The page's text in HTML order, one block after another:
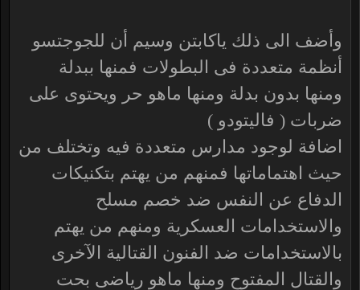
وأضف الى ذلك ياكابتن وسيم أن للجوجتسو
أنظمة متعددة فى البطولات فمنها ببدلة
ومنها بدون بدلة ومنها ماهو حر ويحتوى على
ضربات ( فاليتودو )
اضافة لوجود مدارس متعددة فيه وتختلف من
حيث اهتماماتها فمنهم من يهتم بتكنيكات
الدفاع عن النفس ضد خصم مسلح
والاستخدامات العسكرية ومنهم من يهتم
بالاستخدامات ضد الفنون القتالية الآخرى
والقتال المفتوح ومنها ماهو رياضى بحت